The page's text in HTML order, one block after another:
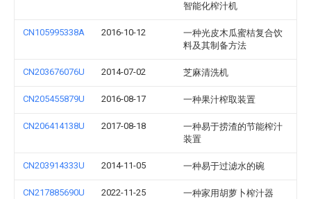
智能化榨汁机
CN105995338A 2016-10-12
一种光皮木瓜蜜桔复合饮
料及其制备方法
CN203676076U 2014-07-02 芝麻清洗机
CN205455879U 2016-08-17 一种果汁榨取装置
CN206414138U 2017-08-18
一种易于捞渣的节能榨汁
装置
CN203914333U 2014-11-05 一种易于过滤水的碗
CN217885690U 2022-11-25 一种家用胡萝卜榨汁器